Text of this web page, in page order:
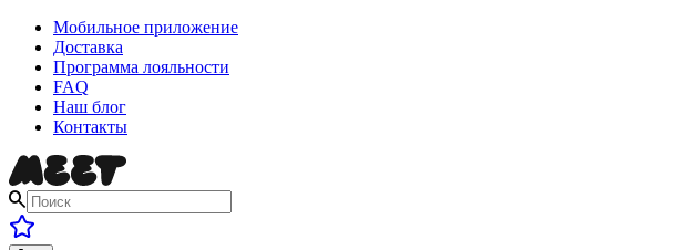
Мобильное приложение
Доставка
Программа лояльности
FAQ
Наш блог
Контакты